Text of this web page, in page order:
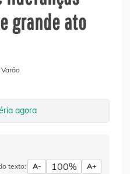
grande ato
agora
texto: A- 100% A+